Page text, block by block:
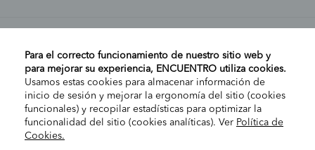
MI CUENTA
AYUDA
EMPRESA
Para el correcto funcionamiento de nuestro sitio web y
para mejorar su experiencia, ENCUENTRO utiliza cookies.
Usamos estas cookies para almacenar información de
inicio de sesión y mejorar la ergonomía del sitio (cookies
funcionales) y recopilar estadísticas para optimizar la
funcionalidad del sitio (cookies analíticas). Ver Política de
Cookies.